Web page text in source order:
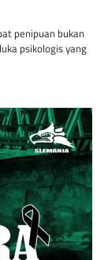
penipuan bukan
psikologis yang